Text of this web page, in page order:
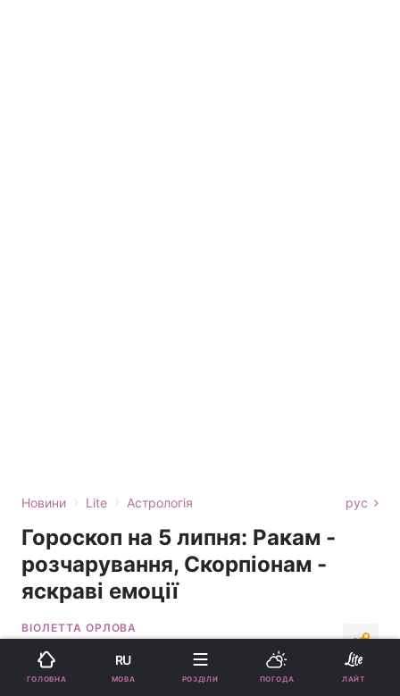
Новини › Lite › Астрологія рус
Гороскоп на 5 липня: Ракам -
розчарування, Скорпіонам -
яскраві емоції
ВІОЛЕТТА ОРЛОВА
08:10, 05.07.26
ГОЛОВНА
RU
МОВА РОЗДІЛИ ПОГОДА ЛАЙТ